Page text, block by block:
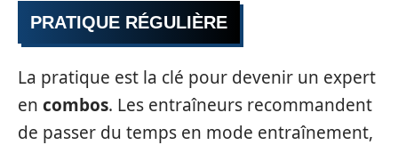
PRATIQUE RÉGULIÈRE
La pratique est la clé pour devenir un expert
en combos. Les entraîneurs recommandent
de passer du temps en mode entraînement,